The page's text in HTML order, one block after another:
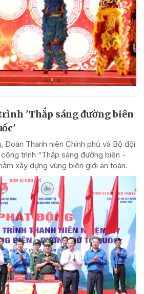
'Thắp sáng đường biên
Đoàn Thanh niên Chính phủ và Bộ đội
trình “Thắp sáng đường biên -
xây dựng vùng biên giới an toàn.